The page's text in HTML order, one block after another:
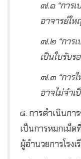
๗.๑ “การ
อาจารย์ให
๗.๒ “การ
เป็นใบรับร
๗.๓ “การ
อาจไม่จำเ
๘. การดำเนินกา
เป็นการหมกเม็ด
ผู้อำนวยการโรง